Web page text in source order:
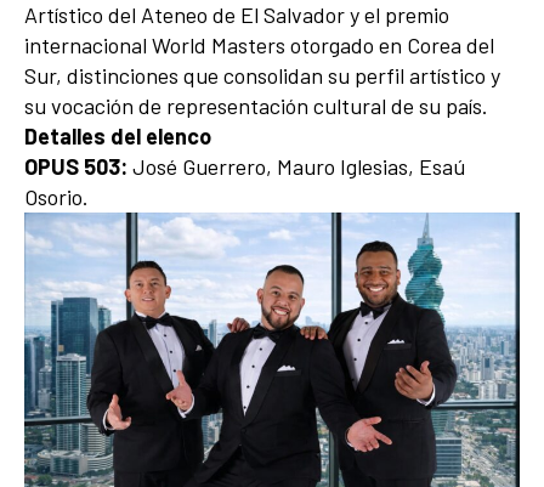
Artístico del Ateneo de El Salvador y el premio
internacional World Masters otorgado en Corea del
Sur, distinciones que consolidan su perfil artístico y
su vocación de representación cultural de su país.
Detalles del elenco
OPUS 503: José Guerrero, Mauro Iglesias, Esaú
Osorio.